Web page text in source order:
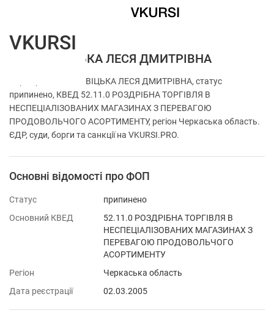
ФОП ВІТВІЦЬКА ЛЕСЯ ДМИТРІВНА
Перевірка ФОП ВІТВІЦЬКА ЛЕСЯ ДМИТРІВНА, статус
припинено, КВЕД 52.11.0 РОЗДРІБНА ТОРГІВЛЯ В
НЕСПЕЦІАЛІЗОВАНИХ МАГАЗИНАХ З ПЕРЕВАГОЮ
ПРОДОВОЛЬЧОГО АСОРТИМЕНТУ, регіон Черкаська область.
ЄДР, суди, борги та санкції на VKURSI.PRO.
Основні відомості про ФОП
Статус
припинено
Основний КВЕД
52.11.0 РОЗДРІБНА ТОРГІВЛЯ В
НЕСПЕЦІАЛІЗОВАНИХ МАГАЗИНАХ З
ПЕРЕВАГОЮ ПРОДОВОЛЬЧОГО
АСОРТИМЕНТУ
Регіон
Черкаська область
Дата реєстрації
02.03.2005
VKURSI